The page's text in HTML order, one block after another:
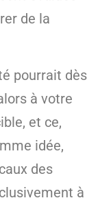
de la
pourrait dès
à votre
et ce,
idée,
des
à